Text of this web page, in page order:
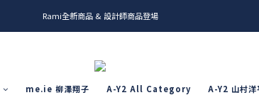
me.ie & A-Y2 新發售
Rami全新商品 & 設計師商品登場
me.ie 柳澤翔子 A-Y2 All Category A-Y2 山村洋